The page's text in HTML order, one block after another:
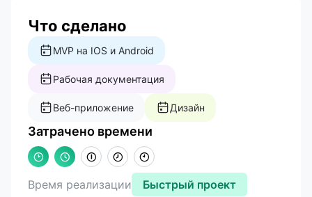
Что сделано
MVP на IOS и Android
Рабочая документация
Веб-приложение Дизайн
Затрачено времени
Время реализации
Быстрый проект